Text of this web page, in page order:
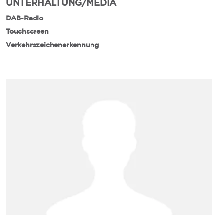
UNTERHALTUNG/MEDIA
DAB-Radio
Touchscreen
Verkehrszeichenerkennung